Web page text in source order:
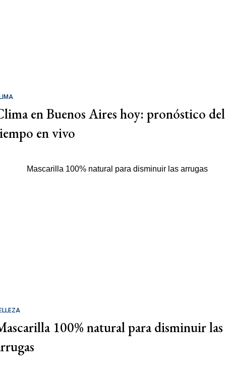
en Buenos Aires hoy: pronóstico del
en vivo
100% natural para disminuir las